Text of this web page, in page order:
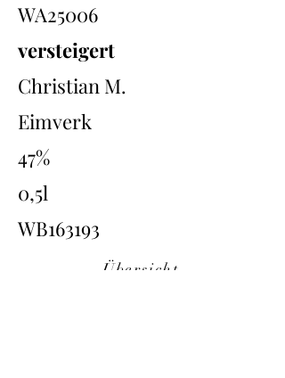
WA25006
versteigert
Christian M.
Eimverk
47%
0,5l
WB163193
Übersicht